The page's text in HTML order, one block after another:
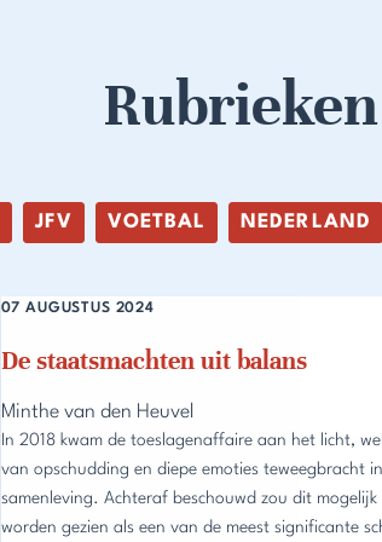
Rubrieken
JFV VOETBAL NEDERLAND
De staatsmachten uit balans
07 AUGUSTUS 2024
Minthe van den Heuvel
In 2018 kwam de toeslagenaffaire aan het licht,
van opschudding en diepe emoties teweegbracht
samenleving. Achteraf beschouwd zou dit mogelijk
worden gezien als een van de meest significante